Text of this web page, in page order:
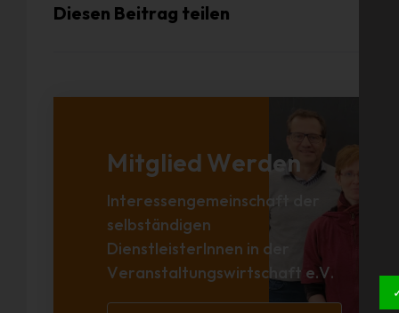
Diesen Beitrag teilen
Mitglied Werden
Interessengemeinschaft der
selbständigen
DienstleisterInnen in der
Veranstaltungswirtschaft e.V.